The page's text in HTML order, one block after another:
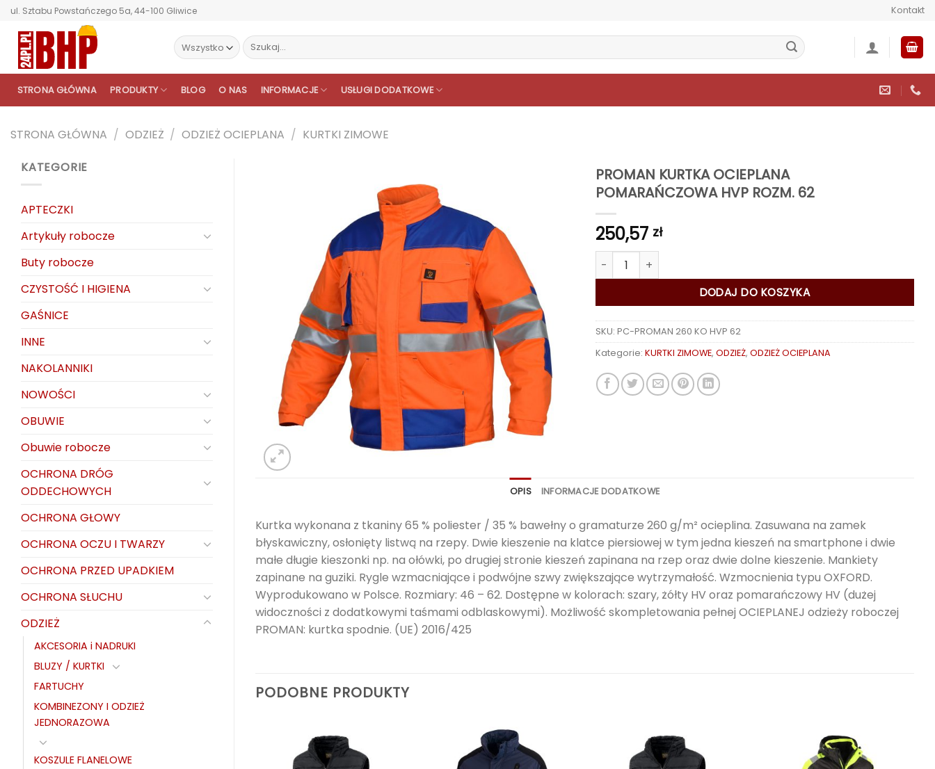
Przewiń
zawartości
ul. Sztabu Powstańczego 5a, 44-100 Gliwice Kontakt
Szukaj:
STRONA GŁÓWNA PRODUKTY BLOG O NAS INFORMACJE USŁUGI DODATKOWE
STRONA GŁÓWNA / ODZIEŻ / ODZIEŻ OCIEPLANA / KURTKI ZIMOWE
KATEGORIE
APTECZKI
Artykuły robocze
Buty robocze
CZYSTOŚĆ I HIGIENA
GAŚNICE
INNE
NAKOLANNIKI
NOWOŚCI
OBUWIE
Obuwie robocze
OCHRONA DRÓG
ODDECHOWYCH
OCHRONA GŁOWY
OCHRONA OCZU I TWARZY
OCHRONA PRZED UPADKIEM
OCHRONA SŁUCHU
ODZIEŻ
AKCESORIA i NADRUKI
BLUZY / KURTKI
FARTUCHY
KOMBINEZONY I ODZIEŻ
JEDNORAZOWA
KOSZULE FLANELOWE
PROMAN KURTKA OCIEPLANA
POMARAŃCZOWA HVP ROZM. 62
250,57 zł
ilość PROMAN KURTKA OCIEPLANA POMARAŃCZOWA HVP ROZM. 62
DODAJ DO KOSZYKA
SKU: PC-PROMAN 260 KO HVP 62
Kategorie: KURTKI ZIMOWE, ODZIEŻ, ODZIEŻ OCIEPLANA
OPIS INFORMACJE DODATKOWE
Kurtka wykonana z tkaniny 65 % poliester / 35 % bawełny o gramaturze 260 g/m² ocieplina. Zasuwana na zamek
błyskawiczny, osłonięty listwą na rzepy. Dwie kieszenie na klatce piersiowej w tym jedna kieszeń na smartphone i dwie
małe długie kieszonki np. na ołówki, po drugiej stronie kieszeń zapinana na rzep oraz dwie dolne kieszenie. Mankiety
zapinane na guziki. Rygle wzmacniające i podwójne szwy zwiększające wytrzymałość. Wzmocnienia typu OXFORD.
Wyprodukowano w Polsce. Rozmiary: 46 – 62. Dostępne w kolorach: szary, żółty HV oraz pomarańczowy HV (dużej
widoczności z dodatkowymi taśmami odblaskowymi). Możliwość skompletowania pełnej OCIEPLANEJ odzieży roboczej
PROMAN: kurtka spodnie. (UE) 2016/425
PODOBNE PRODUKTY